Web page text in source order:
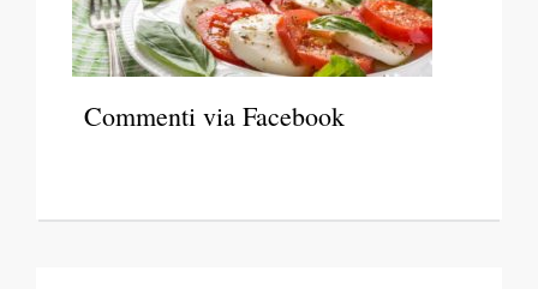
Commenti via Facebook